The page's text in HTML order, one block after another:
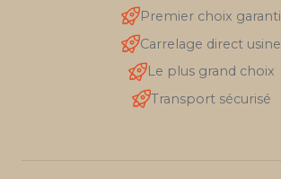
Premier choix garanti
Carrelage direct usine
Le plus grand choix
Transport sécurisé